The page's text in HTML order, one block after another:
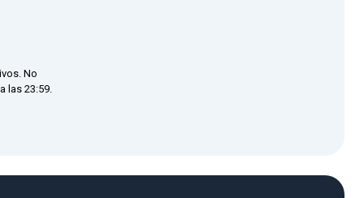
No
las 23:59.